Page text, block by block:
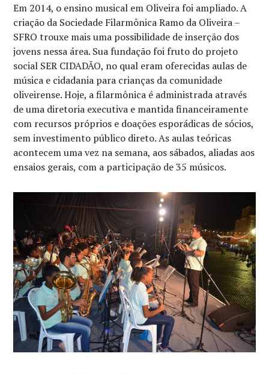
Em 2014, o ensino musical em Oliveira foi ampliado. A
criação da Sociedade Filarmônica Ramo da Oliveira –
SFRO trouxe mais uma possibilidade de inserção dos
jovens nessa área. Sua fundação foi fruto do projeto
social SER CIDADÃO, no qual eram oferecidas aulas de
música e cidadania para crianças da comunidade
oliveirense. Hoje, a filarmônica é administrada através
de uma diretoria executiva e mantida financeiramente
com recursos próprios e doações esporádicas de sócios,
sem investimento público direto. As aulas teóricas
acontecem uma vez na semana, aos sábados, aliadas aos
ensaios gerais, com a participação de 35 músicos.